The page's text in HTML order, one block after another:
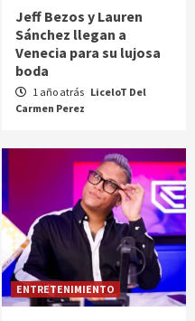
Jeff Bezos y Lauren
Sánchez llegan a
Venecia para su lujosa
boda
1 año atrás LiceloT Del
Carmen Perez
ENTRETENIMIENTO